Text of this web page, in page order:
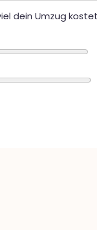
dein Umzug